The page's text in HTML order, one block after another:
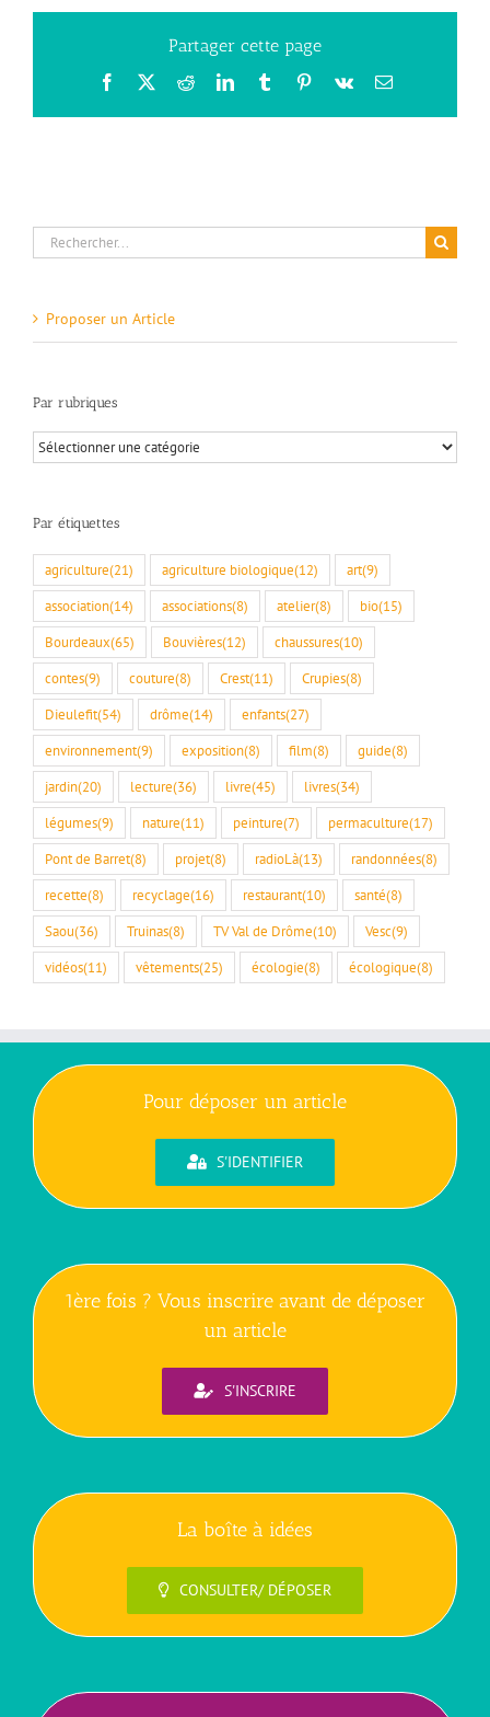
Partager cette page
Facebook
X RedditLinkedInTumblrPinterest
Vk Email
Rechercher:
Proposer un Article
Par rubriques
Par
rubriques
Par étiquettes
agriculture(21) agriculture biologique(12) art(9)
association(14) associations(8) atelier(8) bio(15)
Bourdeaux(65) Bouvières(12) chaussures(10)
contes(9) couture(8) Crest(11) Crupies(8)
Dieulefit(54) drôme(14) enfants(27)
environnement(9) exposition(8) film(8) guide(8)
jardin(20) lecture(36) livre(45) livres(34)
légumes(9) nature(11) peinture(7) permaculture(17)
Pont de Barret(8) projet(8) radioLà(13) randonnées(8)
recette(8) recyclage(16) restaurant(10) santé(8)
Saou(36) Truinas(8) TV Val de Drôme(10) Vesc(9)
vidéos(11) vêtements(25) écologie(8) écologique(8)
Pour déposer un article
S'IDENTIFIER
1ère fois ? Vous inscrire avant de déposer
un article
S'INSCRIRE
La boîte à idées
CONSULTER/ DÉPOSER